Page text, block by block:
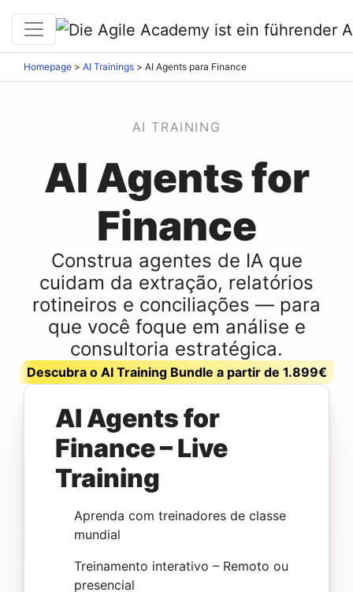
Homepage > AI Trainings > AI Agents para Finance
AI TRAINING
AI Agents for
Finance
Construa agentes de IA que
cuidam da extração, relatórios
rotineiros e conciliações — para
que você foque em análise e
consultoria estratégica.
Descubra o AI Training Bundle a partir de 1.899€
AI Agents for
Finance – Live
Training
Aprenda com treinadores de classe
mundial
Treinamento interativo – Remoto ou
presencial